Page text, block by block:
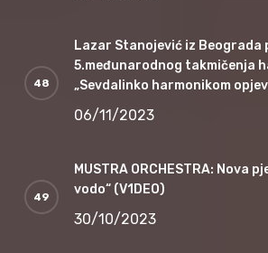
Lazar Stanojević iz Beograda
5.međunarodnog takmičenja
„Sevdalinko harmonikom
06/11/2023
MUSTRA ORCHESTRA: Nova
vodo“ (V1DEO)
30/10/2023